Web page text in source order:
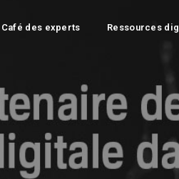
Café des experts
Ressources